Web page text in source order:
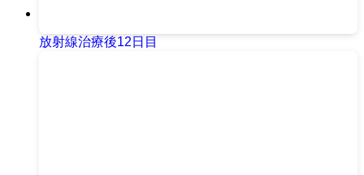
放射線治療後12日目